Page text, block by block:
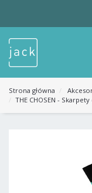
KATEGORIE
MENU
Strona główna
THE CHOSEN -